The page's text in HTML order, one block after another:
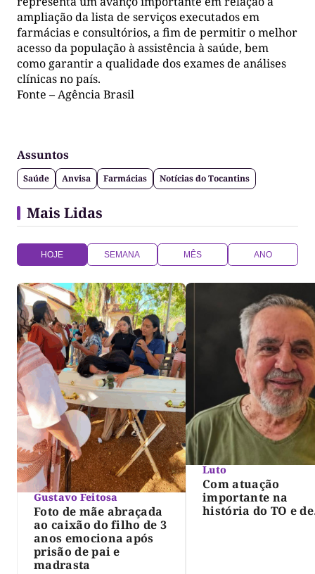
ampliação da lista de serviços executados em
farmácias e consultórios, a fim de permitir o melhor
acesso da população à assistência à saúde, bem
como garantir a qualidade dos exames de análises
clínicas no país.
Fonte – Agência Brasil
Assuntos
Saúde Anvisa Farmácias Notícias do Tocantins
Mais Lidas
HOJE SEMANA MÊS ANO
Gustavo Feitosa
Foto de mãe abraçada
ao caixão do filho de 3
anos emociona após
prisão de pai e
madrasta
Luto
Com atuação
importante na
história do TO e de